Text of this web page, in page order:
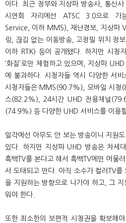
이다. 최근 정부와 지상파 방송사, 통신
시연회 자리에선 ATSC 3.0으로 가
Service, 이하 MMS), 재난경보, 지상파
링, 끊김 없는 이동방송, 고정밀 위치 정
이하 RTK) 등이 공개됐다. 하지만 시청
‘화질’로만 체험하고 있으며, 지상파
에 불과하다. 시청자들 역시 다양한 서
시청자들은 MMS(90.7%), 모바일 시청
스(82.2%), 24시간 UHD 전용채널
(74.9%) 등 다양한 UHD 서비스를 이용
일각에선 아무도 안 보는 방송이니 지원
있다. 하지만 지상파 UHD 방송은 차세
흑백TV를 본다고 해서 흑백TV에만 머물
서 도태되고 만다. 아직 소수가 컬러TV를
을 지원하는 방향으로 나가야 하고, 그 지
워야 한다.
또한 최소한의 보편적 시청권을 확보해